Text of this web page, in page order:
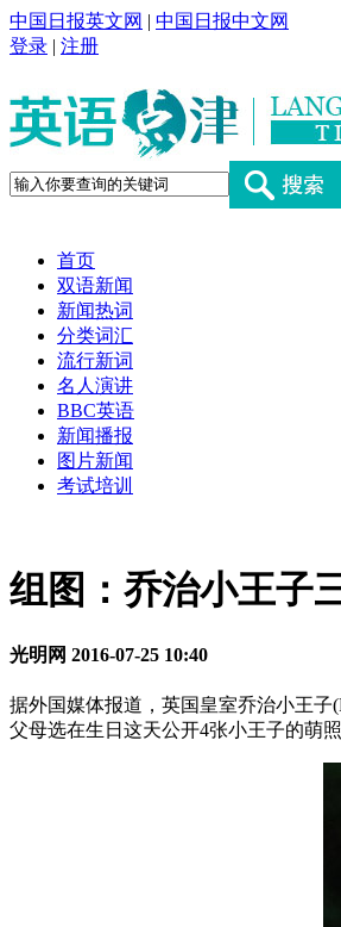
中国日报英文网 | 中国日报中文网
登录 | 注册
首页
双语新闻
新闻热词
分类词汇
流行新词
名人演讲
BBC英语
新闻播报
图片新闻
考试培训
组图：乔治小王子
光明网 2016-07-25 10:40
据外国媒体报道，英国皇室乔治小王子
父母选在生日这天公开4张小王子的萌